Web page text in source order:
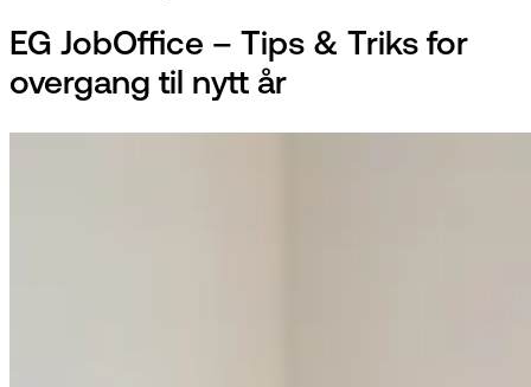
EG JobOffice – Tips & Triks for
overgang til nytt år